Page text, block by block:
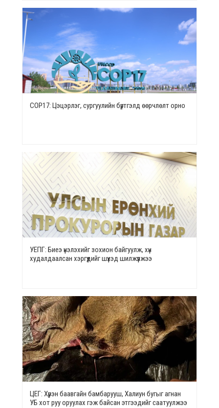
СОР17: Цэцэрлэг, сургуулийн бүртгэлд өөрчлөлт орно
УЕПГ: Биеэ үнэлэхийг зохион байгуулж, хүн
худалдаалсан хэргүүдийг шүүхэд шилжүүлжээ
ЦЕГ: Хүрэн баавгайн бамбарууш, Халиун бугыг агнан
УБ хот руу оруулах гэж байсан этгээдийг саатуулжээ